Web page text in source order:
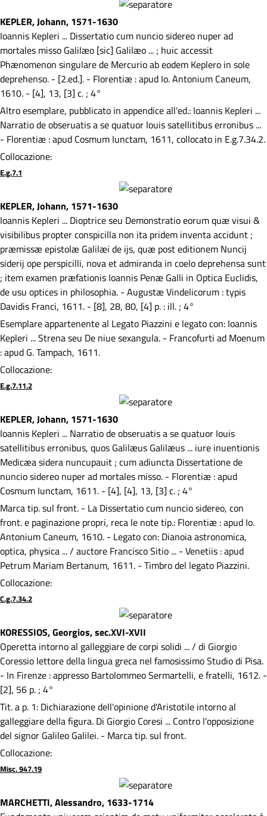
KEPLER, Johann, 1571-1630
Ioannis Kepleri ... Dissertatio cum nuncio sidereo nuper ad
mortales misso Galilæo [sic] Galilæo ... ; huic accessit
Phænomenon singulare de Mercurio ab eodem Keplero in sole
deprehenso. - [2.ed.]. - Florentiæ : apud Io. Antonium Caneum,
1610. - [4], 13, [3] c. ; 4°
Altro esemplare, pubblicato in appendice all'ed.: Ioannis Kepleri ...
Narratio de obseruatis a se quatuor Iouis satellitibus erronibus ...
- Florentiæ : apud Cosmum Iunctam, 1611, collocato in E.g.7.34.2.
Collocazione:
E.g.7.1
KEPLER, Johann, 1571-1630
Ioannis Kepleri ... Dioptrice seu Demonstratio eorum quæ visui &
visibilibus propter conspicilla non ita pridem inventa accidunt ;
præmissæ epistolæ Galilæi de ijs, quæ post editionem Nuncij
siderij ope perspicilli, nova et admiranda in coelo deprehensa sunt
; item examen præfationis Ioannis Penæ Galli in Optica Euclidis,
de usu optices in philosophia. - Augustæ Vindelicorum : typis
Davidis Franci, 1611. - [8], 28, 80, [4] p. : ill. ; 4°
Esemplare appartenente al Legato Piazzini e legato con: Ioannis
Kepleri ... Strena seu De niue sexangula. - Francofurti ad Moenum
: apud G. Tampach, 1611.
Collocazione:
E.g.7.11.2
KEPLER, Johann, 1571-1630
Ioannis Kepleri ... Narratio de obseruatis a se quatuor Iouis
satellitibus erronibus, quos Galilæus Galilæus ... iure inuentionis
Medicæa sidera nuncupauit ; cum adiuncta Dissertatione de
nuncio sidereo nuper ad mortales misso. - Florentiæ : apud
Cosmum Iunctam, 1611. - [4], [4], 13, [3] c. ; 4°
Marca tip. sul front. - La Dissertatio cum nuncio sidereo, con
front. e paginazione propri, reca le note tip.: Florentiæ : apud Io.
Antonium Caneum, 1610. - Legato con: Dianoia astronomica,
optica, physica ... / auctore Francisco Sitio ... - Venetiis : apud
Petrum Mariam Bertanum, 1611. - Timbro del legato Piazzini.
Collocazione:
C.g.7.34.2
KORESSIOS, Georgios, sec.XVI-XVII
Operetta intorno al galleggiare de corpi solidi ... / di Giorgio
Coressio lettore della lingua greca nel famosissimo Studio di Pisa.
- In Firenze : appresso Bartolommeo Sermartelli, e fratelli, 1612. -
[2], 56 p. ; 4°
Tit. a p. 1: Dichiarazione dell'opinione d'Aristotile intorno al
galleggiare della figura. Di Giorgio Coresi ... Contro l'opposizione
del signor Galileo Galilei. - Marca tip. sul front.
Collocazione:
Misc. 947.19
MARCHETTI, Alessandro, 1633-1714